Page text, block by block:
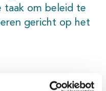
taak om beleid te
gericht op het
voor GGD